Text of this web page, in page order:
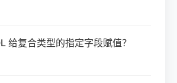
给复合类型的指定字段赋值？